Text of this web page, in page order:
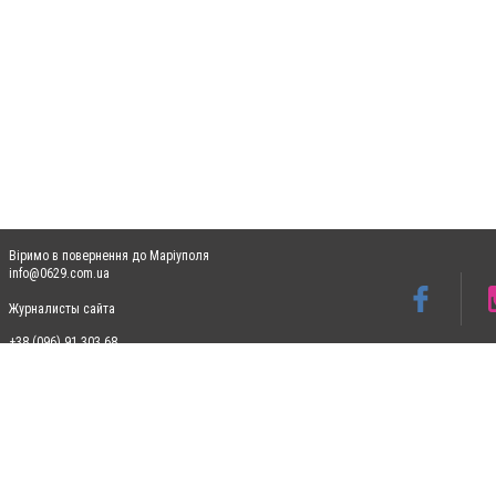
Віримо в повернення до Маріуполя
info@0629.com.ua
Журналисты сайта
+38 (096) 91 303 68